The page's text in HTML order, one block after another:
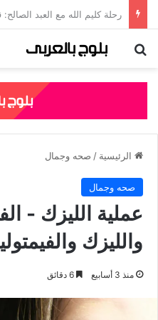
جلال الدين الرومي: قصته،
بحث عن
الرئيسية / صحه وجمال
صحه وجمال
عملية الليزك -
والليزك
منذ 3 أسابيع